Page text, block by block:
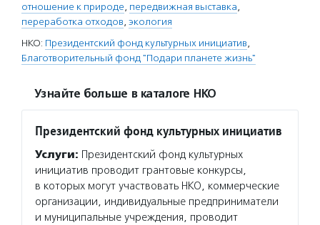
отношение к природе, передвижная выставка,
переработка отходов, экология
НКО: Президентский фонд культурных инициатив,
Благотворительный фонд "Подари планете жизнь"
Узнайте больше в каталоге НКО
Президентский фонд культурных инициатив
Услуги: Президентский фонд культурных
инициатив проводит грантовые конкурсы,
в которых могут участвовать НКО, коммерческие
организации, индивидуальные предприниматели
и муниципальные учреждения, проводит